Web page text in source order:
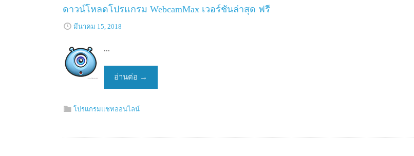
ดาวน์โหลดโปรแกรม WebcamMax เวอร์ชันล่าสุด ฟรี
มีนาคม 15, 2018
...
อ่านต่อ →
โปรแกรมแชทออนไลน์